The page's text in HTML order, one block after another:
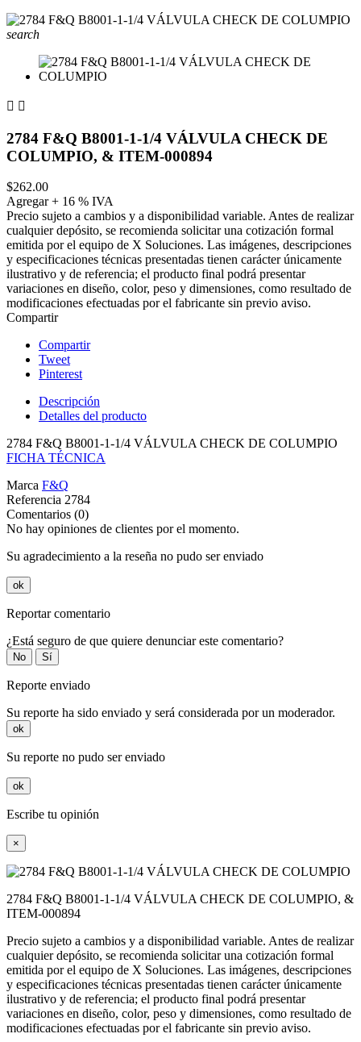
search
 
2784 F&Q B8001-1-1/4 VÁLVULA CHECK DE
COLUMPIO, & ITEM-000894
$262.00
Agregar + 16 % IVA
Precio sujeto a cambios y a disponibilidad variable. Antes de realizar
cualquier depósito, se recomienda solicitar una cotización formal
emitida por el equipo de X Soluciones. Las imágenes, descripciones
y especificaciones técnicas presentadas tienen carácter únicamente
ilustrativo y de referencia; el producto final podrá presentar
variaciones en diseño, color, peso y dimensiones, como resultado de
modificaciones efectuadas por el fabricante sin previo aviso.
Compartir
Compartir
Tweet
Pinterest
Descripción
Detalles del producto
2784 F&Q B8001-1-1/4 VÁLVULA CHECK DE COLUMPIO
FICHA TÉCNICA
Marca F&Q
Referencia 2784
Comentarios (0)
No hay opiniones de clientes por el momento.
Su agradecimiento a la reseña no pudo ser enviado
ok
Reportar comentario
¿Está seguro de que quiere denunciar este comentario?
No Sí
Reporte enviado
Su reporte ha sido enviado y será considerada por un moderador.
ok
Su reporte no pudo ser enviado
ok
Escribe tu opinión
×
2784 F&Q B8001-1-1/4 VÁLVULA CHECK DE COLUMPIO, &
ITEM-000894
Precio sujeto a cambios y a disponibilidad variable. Antes de realizar
cualquier depósito, se recomienda solicitar una cotización formal
emitida por el equipo de X Soluciones. Las imágenes, descripciones
y especificaciones técnicas presentadas tienen carácter únicamente
ilustrativo y de referencia; el producto final podrá presentar
variaciones en diseño, color, peso y dimensiones, como resultado de
modificaciones efectuadas por el fabricante sin previo aviso.